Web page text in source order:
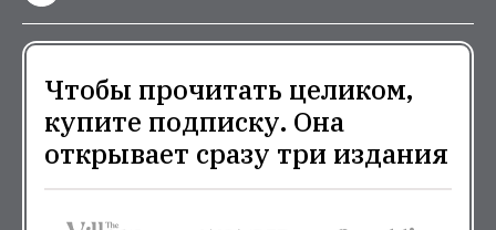
Чтобы прочитать целиком,
купите подписку. Она
открывает сразу три издания